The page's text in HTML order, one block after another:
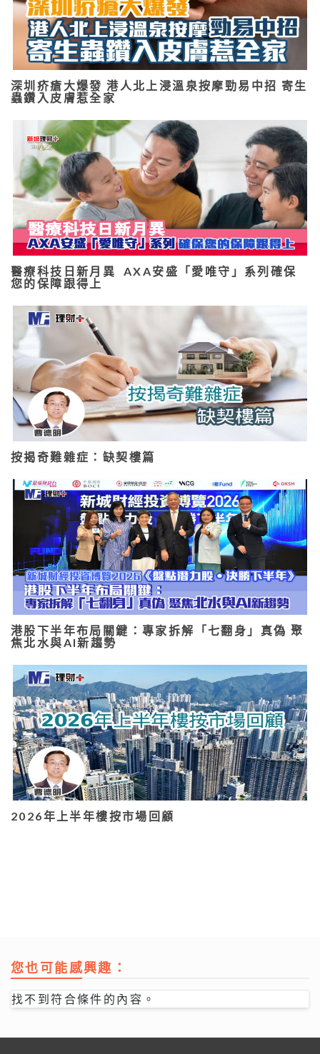
深圳疥瘡大爆發 港人北上浸溫泉按摩勁易中招 寄生
蟲鑽入皮膚惹全家
醫療科技日新月異 AXA安盛「愛唯守」系列確保
您的保障跟得上
按揭奇難雜症：缺契樓篇
港股下半年布局關鍵：專家拆解「七翻身」真偽 聚
焦北水與AI新趨勢
2026年上半年樓按市場回顧
您也可能感興趣：
找不到符合條件的內容。